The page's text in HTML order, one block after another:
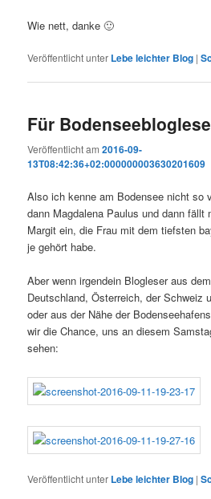
Wie nett, danke 🙂
Veröffentlicht unter Lebe leichter Blog |
Für
Veröffentlicht am2016-09-
13T08:42:36+02:000000003630201609
Also ich kenne am Bodensee nicht so
dann Magdalena Paulus und dann fällt
Margit ein, die Frau mit dem tiefsten
je gehört habe.
Aber wenn irgendein Blogleser aus
Deutschland, Österreich, der Schweiz
oder aus der Nähe der
wir die Chance, uns an diesem
sehen:
Veröffentlicht unter Lebe leichter Blog |